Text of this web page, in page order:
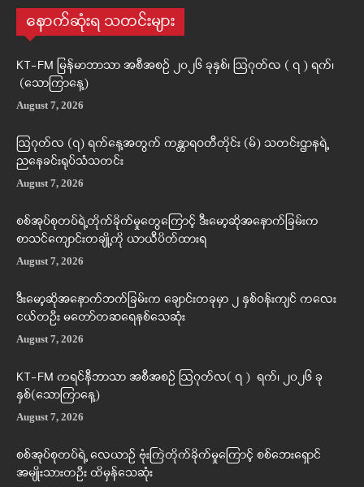
နောက်ဆုံးရ သတင်းများ
KT-FM မြန်မာဘာသာ အစီအစဉ် ၂၀၂၆ ခုနှစ်၊ ဩဂုတ်လ ( ၇ ) ရက်၊
(သောကြာနေ့)
August 7, 2026
ဩဂုတ်လ (၇) ရက်နေ့အတွက် ကန္တာရဝတီတိုင်း (မ်) သတင်းဌာနရဲ့
ညနေခင်းရုပ်သံသတင်း
August 7, 2026
စစ်အုပ်စုတပ်ရဲ့တိုက်ခိုက်မှုတွေကြောင့် ဒီးမော့ဆိုအနောက်ခြမ်းက
စာသင်ကျောင်းတချို့ကို ယာယီပိတ်ထားရ
August 7, 2026
ဒီးမော့ဆိုအနောက်ဘက်ခြမ်းက ချောင်းတခုမှာ ၂ နှစ်ဝန်းကျင် ကလေး
ငယ်တဦး မတော်တဆရေနစ်သေဆုံး
August 7, 2026
KT-FM ကရင်နီဘာသာ အစီအစဉ် ဩဂုတ်လ( ၇ ) ရက်၊ ၂၀၂၆ ခု
နှစ်(သောကြာနေ့)
August 7, 2026
စစ်အုပ်စုတပ်ရဲ့ လေယာဉ် ဗုံးကြဲတိုက်ခိုက်မှုကြောင့် စစ်ဘေးရှောင်
အမျိုးသားတဦး ထိမှန်သေဆုံး